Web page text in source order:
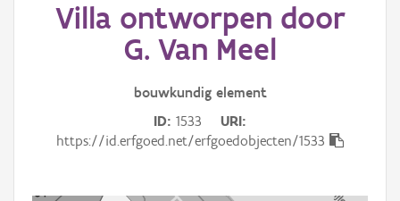
ErfgoedobjectVilla ontworpen door
G. Van Meel
bouwkundig element
ID 1533
URI
https://id.erfgoed.net/erfgoedobjecten/1533